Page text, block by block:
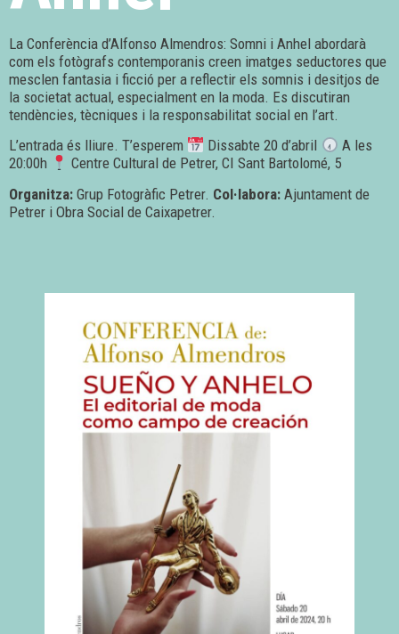
La Conferència d’Alfonso Almendros: Somni i Anhel abordarà
com els fotògrafs contemporanis creen imatges seductores que
mesclen fantasia i ficció per a reflectir els somnis i desitjos de
la societat actual, especialment en la moda. Es discutiran
tendències, tècniques i la responsabilitat social en l’art.
L’entrada és lliure. T’esperem
Dissabte 20 d’abril
A les
20:00h
Centre Cultural de Petrer, CI Sant Bartolomé, 5
Organitza: Grup Fotogràfic Petrer. Col·labora: Ajuntament de
Petrer i Obra Social de Caixapetrer.